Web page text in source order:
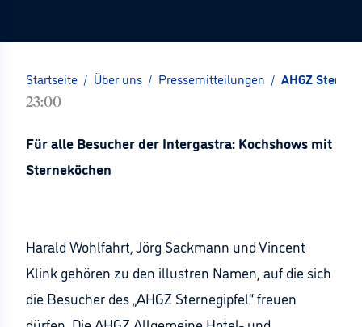
Startseite / Über uns / Pressemitteilungen / AHGZ
23:00
Für alle Besucher der Intergastra: Kochshows mit
Sterneköchen
Harald Wohlfahrt, Jörg Sackmann und Vincent
Klink gehören zu den illustren Namen, auf die sich
die Besucher des „AHGZ Sternegipfel“ freuen